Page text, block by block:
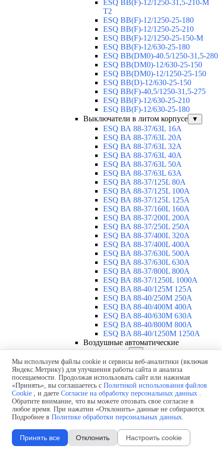
ESQ BB(F)-12/1250-31,5-210-М
T2
ESQ BB(F)-12/1250-25-180
ESQ ВВ(F)-12/1250-25-210
ESQ ВВ(F)-12/1250-25-150-М
ESQ BB(F)-12/630-25-180
ESQ ВВ(DM0)-40.5/1250-31,5-280
ESQ ВВ(DM0)-12/630-25-150
ESQ ВВ(DM0)-12/1250-25-150
ESQ BB(D)-12/630-25-150
ESQ ВВ(F)-40,5/1250-31,5-275
ESQ ВВ(F)-12/630-25-210
ESQ ВВ(F)-12/630-25-180
Выключатели в литом корпусе
▼
ESQ ВА 88-37/63L 16A
ESQ ВА 88-37/63L 20A
ESQ ВА 88-37/63L 32A
ESQ ВА 88-37/63L 40A
ESQ ВА 88-37/63L 50A
ESQ ВА 88-37/63L 63A
ESQ ВА 88-37/125L 80A
ESQ ВА 88-37/125L 100A
ESQ ВА 88-37/125L 125A
ESQ ВА 88-37/160L 160A
ESQ ВА 88-37/200L 200A
ESQ ВА 88-37/250L 250A
ESQ ВА 88-37/400L 320A
ESQ ВА 88-37/400L 400A
ESQ ВА 88-37/630L 500A
ESQ ВА 88-37/630L 630A
ESQ ВА 88-37/800L 800A
ESQ ВА 88-37/1250L 1000A
ESQ BA 88-40/125M 125A
ESQ BA 88-40/250M 250A
ESQ BA 88-40/400M 400A
ESQ BA 88-40/630М 630A
ESQ BA 88-40/800M 800A
ESQ BA 88-40/1250М 1250A
Воздушные автоматические
выключатели ▼
ESQ ВА99-40B 3F M2C2S2 M
2500A
ESQ ВА99-40A 3F M2C2S2 М
800A
ESQ ВА99-40A 3F M2C2S2 М
630A
ESQ ВА99-40A 3F M2C2S2 М
ESQ ВА99-40A 3F M2C2S2 М
1600A
Мы используем файлы cookie и сервисы веб-аналитики (включая
Яндекс.Метрику) для улучшения работы сайта и анализа
посещаемости. Продолжая использовать сайт или нажимая
«Принять», вы соглашаетесь с Политикой использования файлов
Cookie , и даете Согласие на обработку персональных данных .
Обратите внимание, что вы можете отозвать свое согласие в
любое время. При нажатии «Отклонить» данные не собираются.
Подробнее в Политике обработки персональных данных.
Принять все Отклонить Настроить cookie